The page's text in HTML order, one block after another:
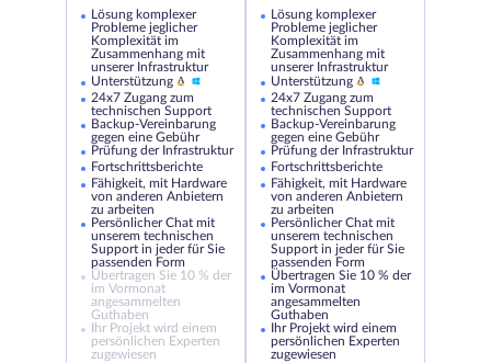
Lösung komplexer
Probleme jeglicher
Komplexität im
Zusammenhang mit
unserer Infrastruktur
Unterstützung
24x7 Zugang zum
technischen Support
Backup-Vereinbarung
gegen eine Gebühr
Prüfung der Infrastruktur
Fortschrittsberichte
Fähigkeit, mit Hardware
von anderen Anbietern
zu arbeiten
Persönlicher Chat mit
unserem technischen
Support in jeder für Sie
passenden Form
Übertragen Sie 10 % der
im Vormonat
angesammelten
Guthaben
Ihr Projekt wird einem
persönlichen Experten
zugewiesen
Lösung komplexer
Probleme jeglicher
Komplexität im
Zusammenhang mit
unserer Infrastruktur
Unterstützung
24x7 Zugang zum
technischen Support
Backup-Vereinbarung
gegen eine Gebühr
Prüfung der Infrastruktur
Fortschrittsberichte
Fähigkeit, mit Hardware
von anderen Anbietern
zu arbeiten
Persönlicher Chat mit
unserem technischen
Support in jeder für Sie
passenden Form
Übertragen Sie 10 % der
im Vormonat
angesammelten
Guthaben
Ihr Projekt wird einem
persönlichen Experten
zugewiesen